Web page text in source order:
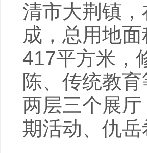
清市大荆镇
成，总用地
417平方米，
陈、传统教
两层三个展
期活动、仇